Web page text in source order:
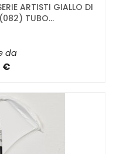
ARTISTI GIALLO DI
TUBO...
da
€